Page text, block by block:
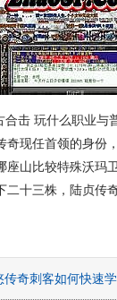
击 玩什么职业与
奇现任首领的身份
座山比较特殊沃
二十三株，陆贞传
传奇刺客如何快速